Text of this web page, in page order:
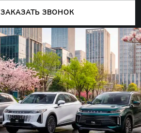
ЗАКАЗАТЬ ЗВОНОК